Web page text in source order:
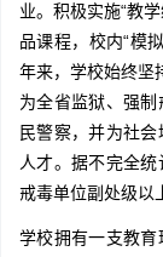
业。积极实施“教
品课程，校内“模
年来，学校始终坚
为全省监狱、强
民警察，并为社
人才。据不完全
戒毒单位副处级以
学校拥有一支教